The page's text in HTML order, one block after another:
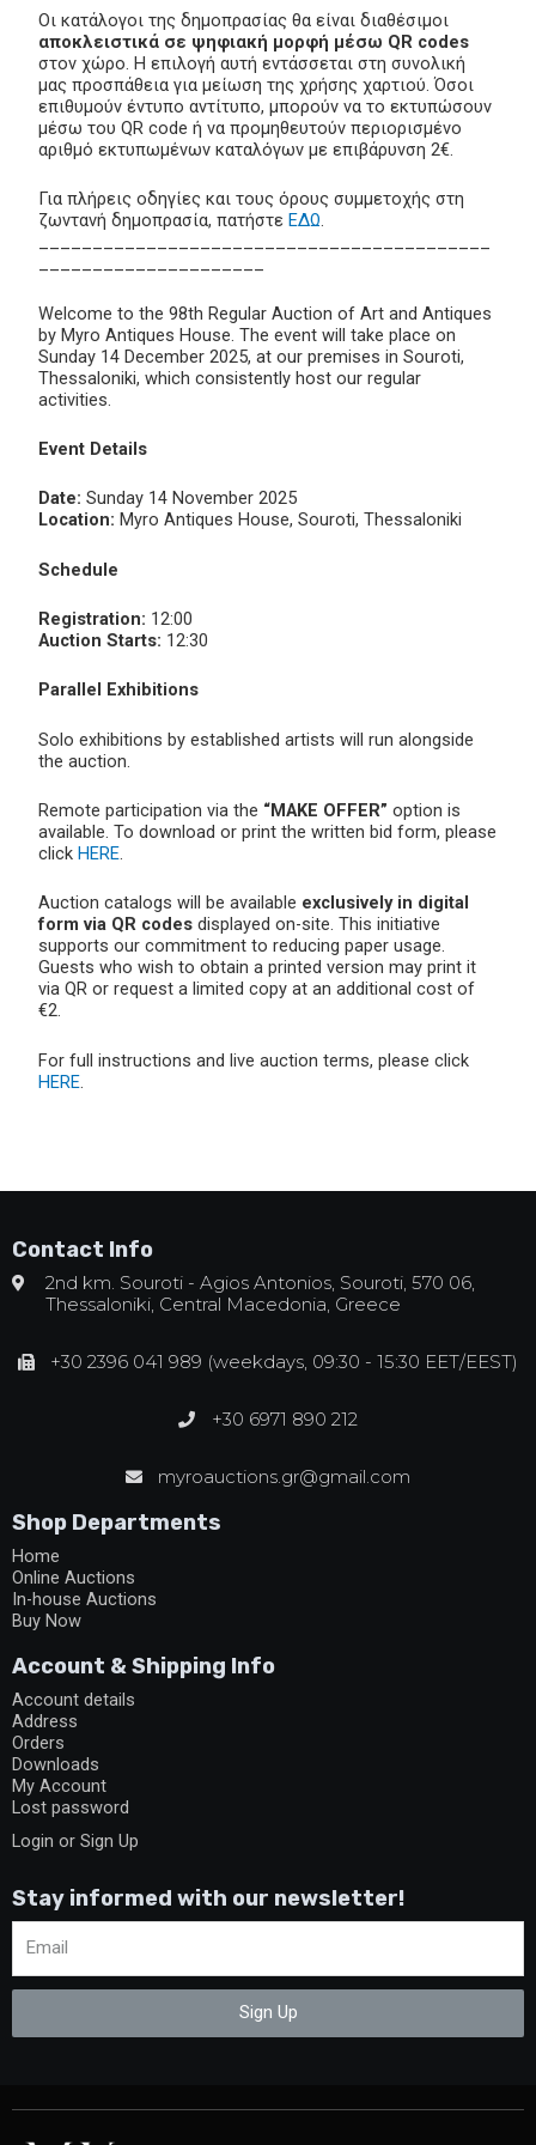
Οι κατάλογοι της δημοπρασίας θα είναι διαθέσιμοι
αποκλειστικά σε ψηφιακή μορφή μέσω QR codes
στον χώρο. Η επιλογή αυτή εντάσσεται στη συνολική
μας προσπάθεια για μείωση της χρήσης χαρτιού. Όσοι
επιθυμούν έντυπο αντίτυπο, μπορούν να το εκτυπώσουν
μέσω του QR code ή να προμηθευτούν περιορισμένο
αριθμό εκτυπωμένων καταλόγων με επιβάρυνση 2€.
Για πλήρεις οδηγίες και τους όρους συμμετοχής στη
ζωντανή δημοπρασία, πατήστε ΕΔΩ.
Welcome to the 98th Regular Auction of Art and Antiques
by Myro Antiques House. The event will take place on
Sunday 14 December 2025, at our premises in Souroti,
Thessaloniki, which consistently host our regular
activities.
Event Details
Date: Sunday 14 November 2025
Location: Myro Antiques House, Souroti, Thessaloniki
Schedule
Registration: 12:00
Auction Starts: 12:30
Parallel Exhibitions
Solo exhibitions by established artists will run alongside
the auction.
Remote participation via the “MAKE OFFER” option is
available. To download or print the written bid form, please
click HERE.
Auction catalogs will be available exclusively in digital
form via QR codes displayed on-site. This initiative
supports our commitment to reducing paper usage.
Guests who wish to obtain a printed version may print it
via QR or request a limited copy at an additional cost of
€2.
For full instructions and live auction terms, please click
HERE.
Contact Info
2nd km. Souroti - Agios Antonios, Souroti, 570 06,
Thessaloniki, Central Macedonia, Greece
+30 2396 041 989 (weekdays, 09:30 - 15:30 EET/EEST)
+30 6971 890 212
myroauctions.gr@gmail.com
Shop Departments
Home
Online Auctions
In-house Auctions
Buy Now
Account & Shipping Info
Account details
Address
Orders
Downloads
My Account
Lost password
Login or Sign Up
Stay informed with our newsletter!
Sign Up